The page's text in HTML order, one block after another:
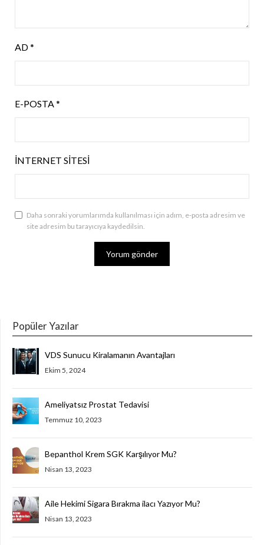
AD*
E-POSTA*
İNTERNET SITESI
Daha sonraki yorumlarımda kullanılması için adım, e-posta adresim ve
site adresim bu tarayıcıya kaydedilsin.
Popüler Yazılar
VDS Sunucu Kiralamanın Avantajları
Ekim 5, 2024
Ameliyatsız Prostat Tedavisi
Temmuz 10, 2023
Bepanthol Krem SGK Karşılıyor Mu?
Nisan 13, 2023
Aile Hekimi Sigara Bırakma ilacı Yazıyor Mu?
Nisan 13, 2023